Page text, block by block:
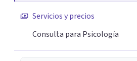
Servicios y precios
Consulta para Psicología